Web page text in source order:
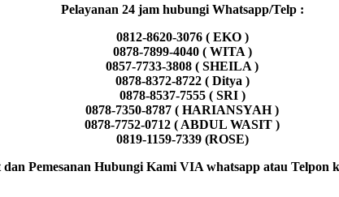
Pelayanan 24 jam hubungi Whatsapp/Telp :
0812-8620-3076 ( EKO )
0878-7899-4040 ( WITA )
0857-7733-3808 ( SHEILA )
0878-8372-8722 ( Ditya )
0878-8537-7555 ( SRI )
0878-7350-8787 ( HARIANSYAH )
0878-7752-0712 ( ABDUL WASIT )
0819-1159-7339 (ROSE)
Pemesanan Hubungi Kami VIA whatsapp atau Telpon